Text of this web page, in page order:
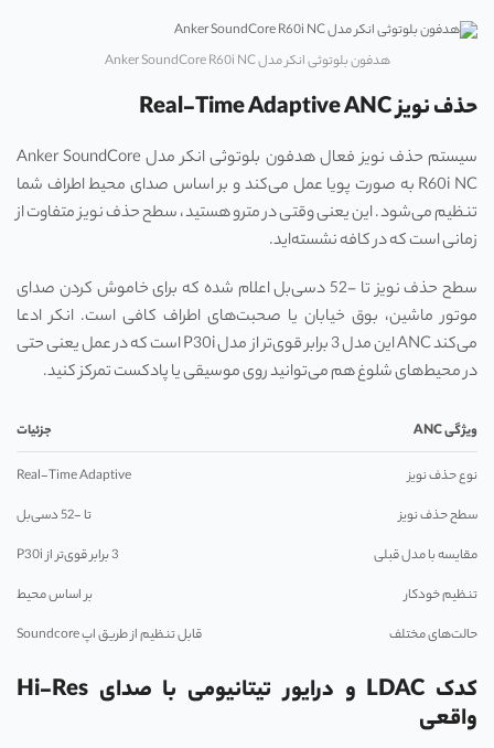
هدفون بلوتوثی انکر مدل Anker SoundCore R60i NC
حذف نویز Real-Time Adaptive ANC
سیستم حذف نویز فعال هدفون بلوتوثی انکر مدل Anker SoundCore
R60i NC به صورت پویا عمل می‌کند و بر اساس صدای محیط اطراف شما
تنظیم می‌شود. این یعنی وقتی در مترو هستید، سطح حذف نویز متفاوت از
زمانی است که در کافه نشسته‌اید.
سطح حذف نویز تا -52 دسی‌بل اعلام شده که برای خاموش کردن صدای
موتور ماشین، بوق خیابان یا صحبت‌های اطراف کافی است. انکر ادعا
می‌کند ANC این مدل 3 برابر قوی‌تر از مدل P30i است که در عمل یعنی حتی
در محیط‌های شلوغ هم می‌توانید روی موسیقی یا پادکست تمرکز کنید.
ویژگی جزئیات
نوع حذف نویز
Real-Time Adaptive
سطح حذف نویز
تا -52 دسی‌بل
مقایسه با مدل قبلی
3 برابر قوی‌تر از P30i
تنظیم خودکار
بر اساس محیط
حالت‌های مختلف
قابل تنظیم از طریق اپ Soundcore
کدک LDAC و درایور تیتانیومی با صدای Hi-Res
واقعی